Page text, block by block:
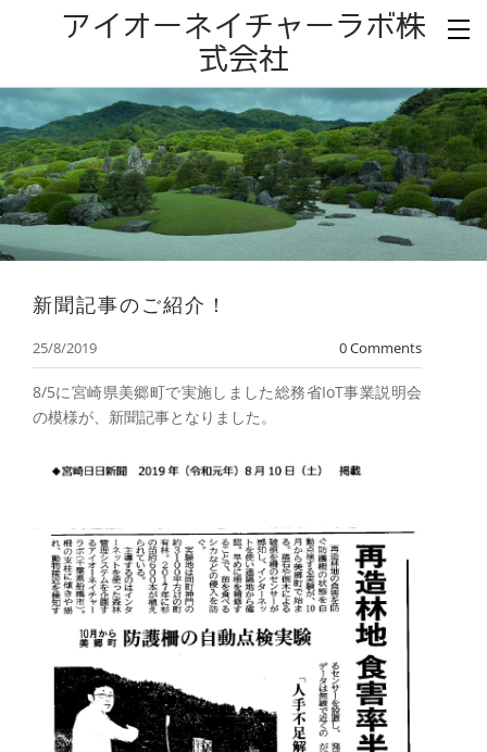
アイオーネイチャーラボ株
式会社
新聞記事のご紹介！
25/8/2019 0 Comments
8/5に宮崎県美郷町で実施しました総務省IoT事業説明会
の模様が、新聞記事となりました。